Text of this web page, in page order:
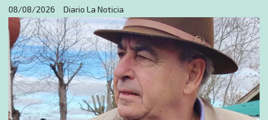
Diario La Noticia
08/08/2026